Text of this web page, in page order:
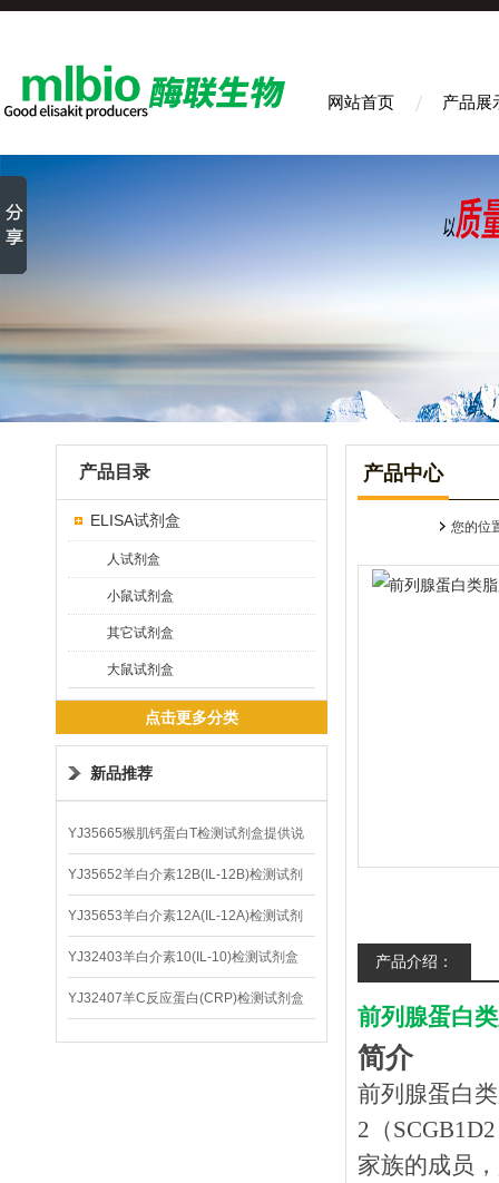
网站首页 产品展
产品目录
ELISA试剂盒
人试剂盒
小鼠试剂盒
其它试剂盒
大鼠试剂盒
点击更多分类
新品推荐
YJ35665猴肌钙蛋白T检测试剂盒提供说
明书
YJ35652羊白介素12B(IL-12B)检测试剂
盒
YJ35653羊白介素12A(IL-12A)检测试剂
盒
YJ32403羊白介素10(IL-10)检测试剂盒
YJ32407羊C反应蛋白(CRP)检测试剂盒
产品中心
您的位
产品介绍：
前列腺蛋白
简介
前列腺蛋白
2（
家族的成员